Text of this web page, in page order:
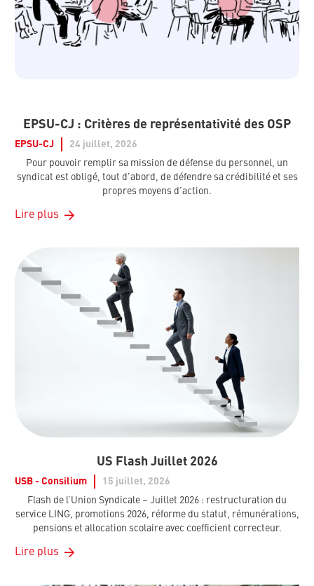
EPSU-CJ : Critères de représentativité des OSP
EPSU-CJ
24 juillet, 2026
Pour pouvoir remplir sa mission de défense du personnel, un
syndicat est obligé, tout d’abord, de défendre sa crédibilité et ses
propres moyens d’action.
Lire plus
US Flash Juillet 2026
USB - Consilium
15 juillet, 2026
Flash de l’Union Syndicale – Juillet 2026 : restructuration du
service LING, promotions 2026, réforme du statut, rémunérations,
pensions et allocation scolaire avec coefficient correcteur.
Lire plus